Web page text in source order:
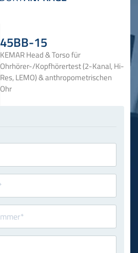
45BB-15
KEMAR Head & Torso für
Ohrhörer-/Kopfhörertest (2-Kanal, Hi-
Res, LEMO) & anthropometrischen
Ohr